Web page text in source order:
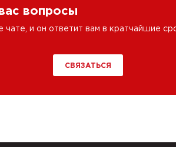
вопросы
и он ответит вам в кратчайшие
СВЯЗАТЬСЯ